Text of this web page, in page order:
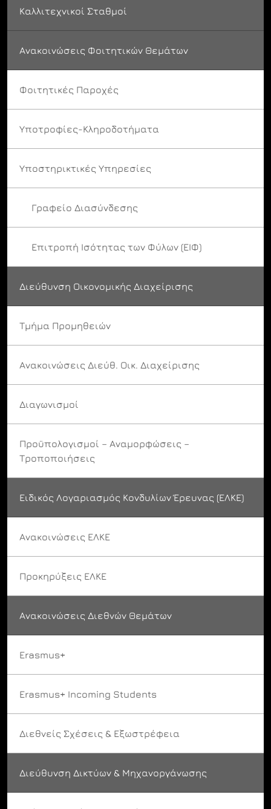
Καλλιτεχνικοί Σταθμοί
Ανακοινώσεις Φοιτητικών Θεμάτων
Φοιτητικές Παροχές
Υποτροφίες-Κληροδοτήματα
Υποστηρικτικές Υπηρεσίες
Γραφείο Διασύνδεσης
Επιτροπή Ισότητας των Φύλων (ΕΙΦ)
Διεύθυνση Οικονομικής Διαχείρισης
Τμήμα Προμηθειών
Ανακοινώσεις Διεύθ. Οικ. Διαχείρισης
Διαγωνισμοί
Προϋπολογισμοί – Αναμορφώσεις –
Τροποποιήσεις
Ειδικός Λογαριασμός Κονδυλίων Έρευνας (ΕΛΚΕ)
Ανακοινώσεις ΕΛΚΕ
Προκηρύξεις ΕΛΚΕ
Ανακοινώσεις Διεθνών Θεμάτων
Erasmus+
Erasmus+ Incoming Students
Διεθνείς Σχέσεις & Εξωστρέφεια
Διεύθυνση Δικτύων & Μηχανοργάνωσης